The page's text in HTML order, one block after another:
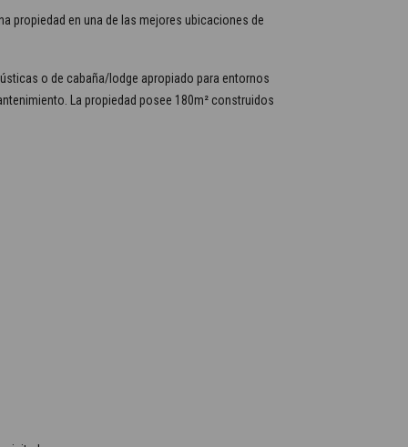
propiedad en una de las mejores ubicaciones de
o de cabaña/lodge apropiado para entornos
La propiedad posee 180m² construidos